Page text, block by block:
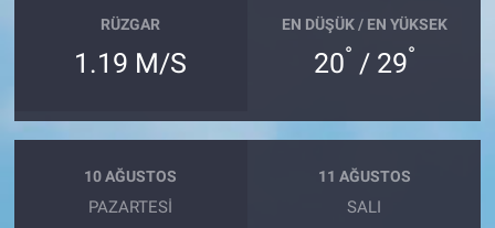
RÜZGAR
1.19 M/S
EN DÜŞÜK / EN YÜKSEK
20° / 29°
10 AĞUSTOS
PAZARTESI
11 AĞUSTOS
SALI